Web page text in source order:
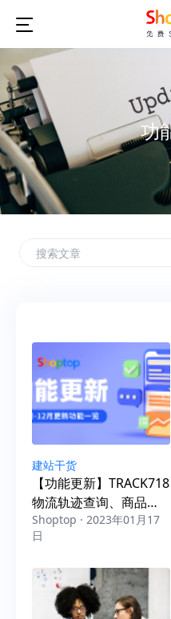

功
建站干货
【功能更新】TRACK718
物流轨迹查询、商品
Feed、一键搬家、数据
报表等功能上新及优化
Shoptop · 2023年01月17
日